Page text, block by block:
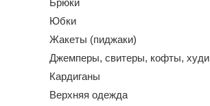
Юбки
Жакеты (пиджаки)
Джемперы, свитеры, кофты, худи
Кардиганы
Верхняя одежда